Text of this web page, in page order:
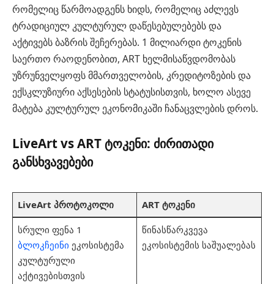
რომელიც წარმოადგენს ხიდს, რომელიც აძლევს
ტრადიციულ კულტურულ დაწესებულებებს და
აქტივებს ბაზრის შეჩერებას. 1 მილიარდი ტოკენის
საერთო რაოდენობით, ART ხელმისაწვდომობას
უზრუნველყოფს მმართველობის, კრედიტოზების და
ექსკლუზიური აქსესების სტატუსისთვის, ხოლო ასევე
მატება კულტურულ ეკონომიკაში ჩანაცვლების დროს.
LiveArt vs ART ტოკენი: ძირითადი
განსხვავებები
LiveArt პროტოკოლი ART ტოკენი
სრული ფენა 1
ბლოკჩეინი ეკოსისტემა
კულტურული
აქტივებისთვის
წინასწარკვევა
ეკოსისტემის საშუალებას